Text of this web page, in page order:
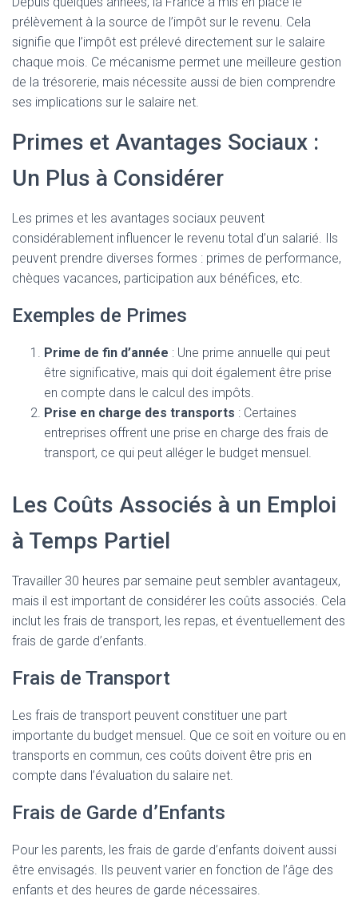
prélèvement à la source de l’impôt sur le revenu. Cela
signifie que l’impôt est prélevé directement sur le salaire
chaque mois. Ce mécanisme permet une meilleure gestion
de la trésorerie, mais nécessite aussi de bien comprendre
ses implications sur le salaire net.
Primes et Avantages Sociaux :
Un Plus à Considérer
Les primes et les avantages sociaux peuvent
considérablement influencer le revenu total d’un salarié. Ils
peuvent prendre diverses formes : primes de performance,
chèques vacances, participation aux bénéfices, etc.
Exemples de Primes
Prime de fin d’année : Une prime annuelle qui peut
être significative, mais qui doit également être prise
en compte dans le calcul des impôts.
Prise en charge des transports : Certaines
entreprises offrent une prise en charge des frais de
transport, ce qui peut alléger le budget mensuel.
Les Coûts Associés à un Emploi
à Temps Partiel
Travailler 30 heures par semaine peut sembler avantageux,
mais il est important de considérer les coûts associés. Cela
inclut les frais de transport, les repas, et éventuellement des
frais de garde d’enfants.
Frais de Transport
Les frais de transport peuvent constituer une part
importante du budget mensuel. Que ce soit en voiture ou en
transports en commun, ces coûts doivent être pris en
compte dans l’évaluation du salaire net.
Frais de Garde d’Enfants
Pour les parents, les frais de garde d’enfants doivent aussi
être envisagés. Ils peuvent varier en fonction de l’âge des
enfants et des heures de garde nécessaires.